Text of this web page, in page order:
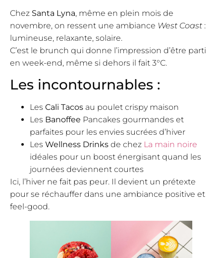
Chez Santa Lyna, même en plein mois de
novembre, on ressent une ambiance West Coast :
lumineuse, relaxante, solaire.
C’est le brunch qui donne l’impression d’être parti
en week-end, même si dehors il fait 3°C.
Les incontournables :
Les Cali Tacos au poulet crispy maison
Les Banoffee Pancakes gourmandes et
parfaites pour les envies sucrées d’hiver
Les Wellness Drinks de chez La main noire
idéales pour un boost énergisant quand les
journées deviennent courtes
Ici, l’hiver ne fait pas peur. Il devient un prétexte
pour se réchauffer dans une ambiance positive et
feel-good.